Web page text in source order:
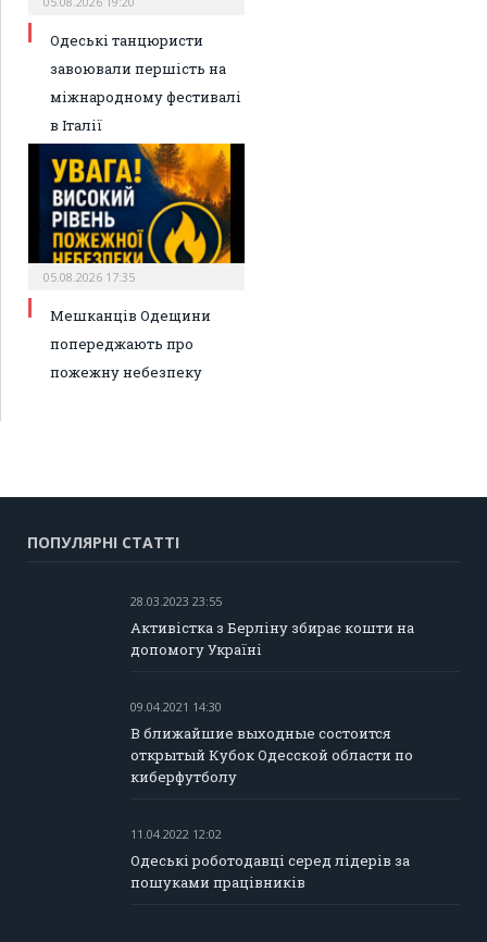
Одеські танцюристи
завоювали першість на
міжнародному фестивалі
в Італії
05.08.2026 17:35
Мешканців Одещини
попереджають про
пожежну небезпеку
ПОПУЛЯРНІ СТАТТІ
28.03.2023 23:55
Активістка з Берліну збирає кошти на
допомогу Україні
09.04.2021 14:30
В ближайшие выходные состоится
открытый Кубок Одесской области по
киберфутболу
11.04.2022 12:02
Одеські роботодавці серед лідерів за
пошуками працівників